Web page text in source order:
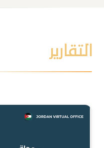
التقارير